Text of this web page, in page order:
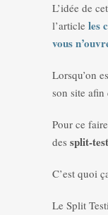
L’idée de
l’article les
vous
Lorsqu’on
son site afin
Pour ce
des split-
C’est quoi
Le Split